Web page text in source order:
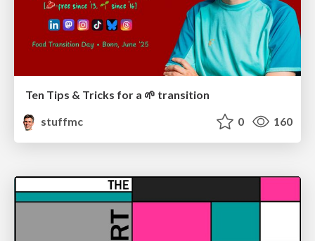
Ten Tips & Tricks for a 🌱 transition
stuffmc
0 160